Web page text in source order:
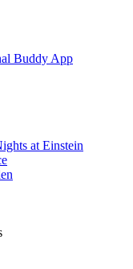
Buddy App
at Einstein